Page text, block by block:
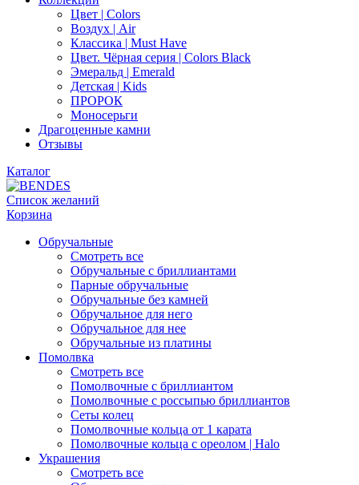
Цвет | Colors
Воздух | Air
Классика | Must Have
Цвет. Чёрная серия | Colors Black
Эмеральд | Emerald
Детская | Kids
ПРОРОК
Моносерьги
Драгоценные камни
Отзывы
Каталог
Список желаний
Корзина
Обручальные
Смотреть все
Обручальные с бриллиантами
Парные обручальные
Обручальные без камней
Обручальное для него
Обручальное для нее
Обручальные из платины
Помолвка
Смотреть все
Помолвочные с бриллиантом
Помолвочные с россыпью бриллиантов
Сеты колец
Помолвочные кольца от 1 карата
Помолвочные кольца с ореолом | Halo
Украшения
Смотреть все